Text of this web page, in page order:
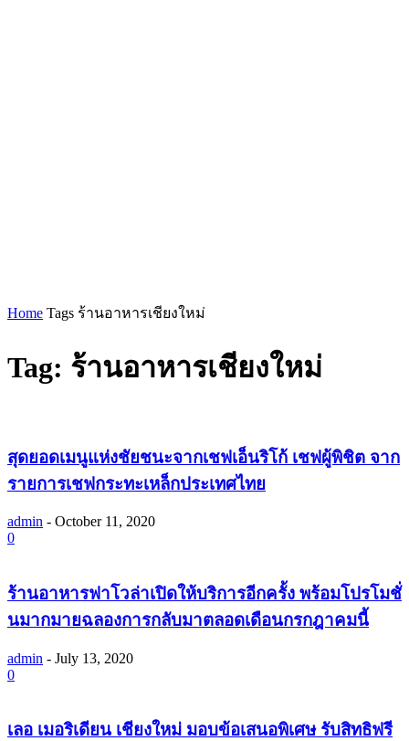
Home Tags ร้านอาหารเชียงใหม่
Tag: ร้านอาหารเชียงใหม่
สุดยอดเมนูแห่งชัยชนะจากเชฟเอ็นริโก้ เชฟผู้พิชิต จาก
รายการเชฟกระทะเหล็กประเทศไทย
admin - October 11, 2020
0
ร้านอาหารฟาโวล่าเปิดให้บริการอีกครั้ง พร้อมโปรโมชั่
นมากมายฉลองการกลับมาตลอดเดือนกรกฎาคมนี้
admin - July 13, 2020
0
เลอ เมอริเดียน เชียงใหม่ มอบข้อเสนอพิเศษ รับสิทธิฟรี